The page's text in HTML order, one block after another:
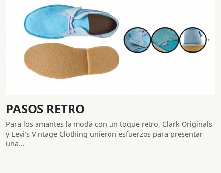
PASOS RETRO
Para los amantes la moda con un toque retro, Clark Originals
y Levi’s Vintage Clothing unieron esfuerzos para presentar
una...